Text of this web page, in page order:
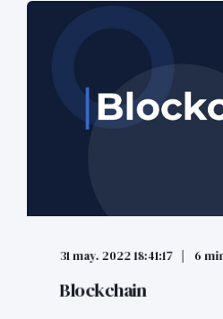
31 may. 2022 18:41:17 6
Blockchain